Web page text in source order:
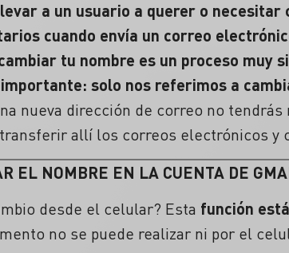
a un usuario a querer o
cuando envía un correo
tu nombre es un proceso muy
solo nos referimos a
nueva dirección de correo no tendrás
allí los correos electrónicos y
EL NOMBRE EN LA CUENTA DE
desde el celular? Esta función
no se puede realizar ni por el